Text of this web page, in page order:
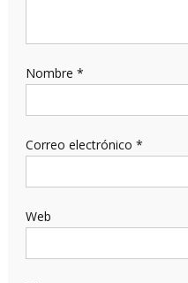
Nombre *
Correo electrónico *
Web